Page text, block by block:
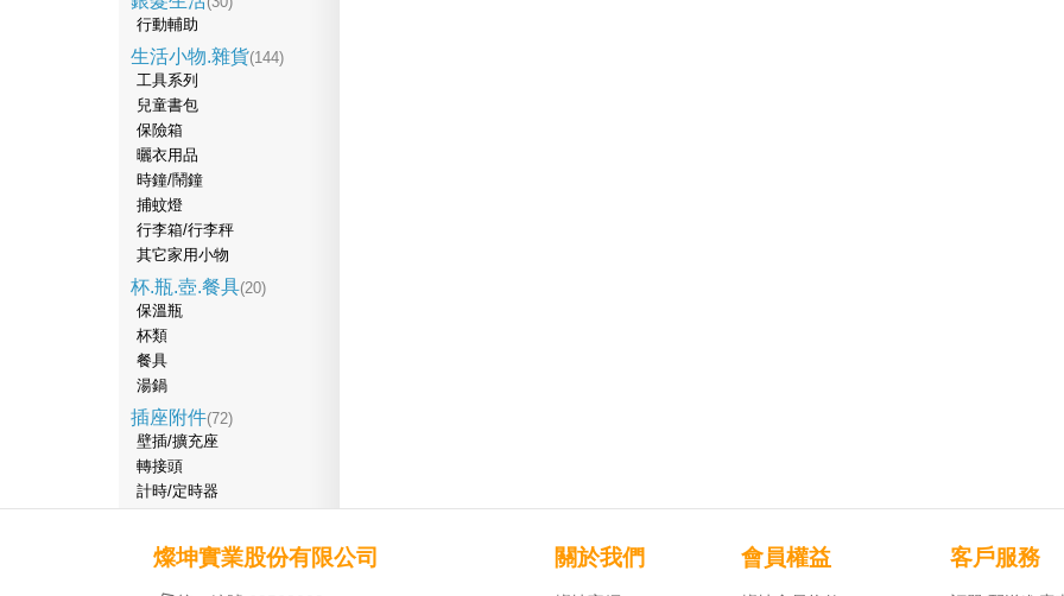
行動輔助
生活小物.雜貨(144)
工具系列
兒童書包
保險箱
曬衣用品
時鐘/鬧鐘
捕蚊燈
行李箱/行李秤
其它家用小物
杯.瓶.壺.餐具(20)
保溫瓶
杯類
餐具
湯鍋
插座附件(72)
壁插/擴充座
轉接頭
計時/定時器